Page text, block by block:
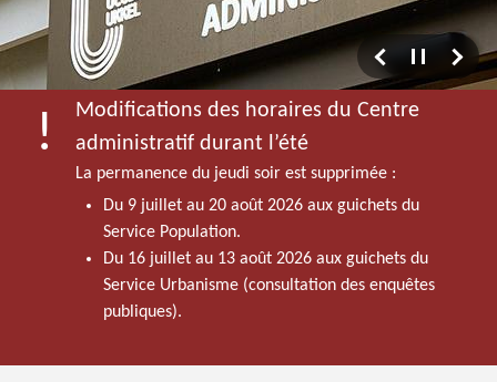
Modifications des horaires du Centre
administratif durant l’été
La permanence du jeudi soir est supprimée :
Du 9 juillet au 20 août 2026 aux guichets du
Service Population.
Du 16 juillet au 13 août 2026 aux guichets du
Service Urbanisme (consultation des enquêtes
publiques).